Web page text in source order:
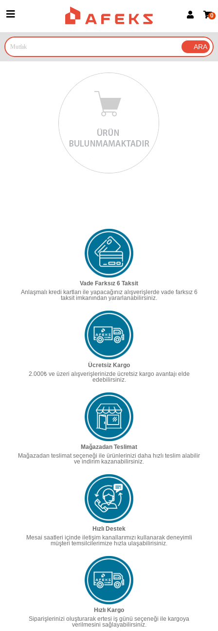
Google İle Bağlan
0
Vade Farksız 6 Taksit
Anlaşmalı kredi kartları ile yapacağınız alışverişlerde vade farksız 6
taksit imkanından yararlanabilirsiniz.
Ücretsiz Kargo
2.000₺ ve üzeri alışverişlerinizde ücretsiz kargo avantajı elde
edebilirsiniz.
Mağazadan Teslimat
Mağazadan teslimat seçeneği ile ürünlerinizi daha hızlı teslim alabilir
ve indirim kazanabilirsiniz.
Hızlı Destek
Mesai saatleri içinde iletişim kanallarımızı kullanarak deneyimli
müşteri temsilcilerimize hızla ulaşabilirisiniz.
Hızlı Kargo
Siparişlerinizi oluşturarak ertesi iş günü seçeneği ile kargoya
verilmesini sağlayabilirsiniz.